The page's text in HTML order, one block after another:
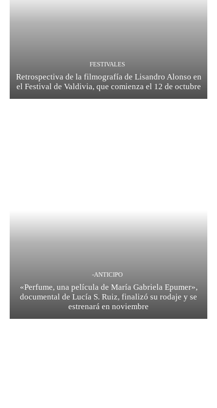
FESTIVALES
Retrospectiva de la filmografía de Lisandro Alonso en
el Festival de Valdivia, que comienza el 12 de octubre
-ANTICIPO
«Perfume, una película de María Gabriela Epumer»,
documental de Lucía S. Ruiz, finalizó su rodaje y se
estrenará en noviembre